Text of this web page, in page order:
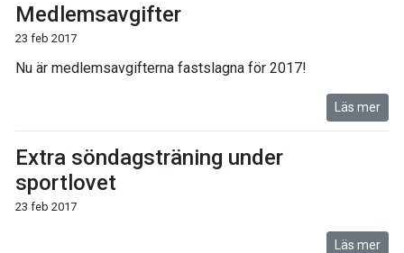
Medlemsavgifter
23 feb 2017
Nu är medlemsavgifterna fastslagna för 2017!
Läs mer
Extra söndagsträning under
sportlovet
23 feb 2017
Läs mer